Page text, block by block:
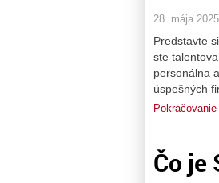
28. mája
Predstavte
ste
personálna
úspešných
Čo je